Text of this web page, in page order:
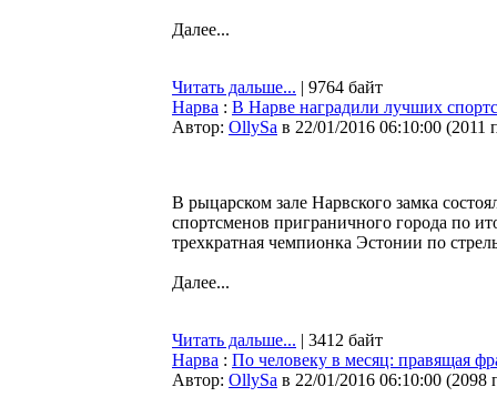
Далее...
Читать дальше... | 9764 байт
Нарва : В Нарве наградили лучших
Автор: OllySa в 22/01/2016 06:10:00 (2011
В рыцарском зале Нарвского замка
спортсменов приграничного города по
трехкратная чемпионка Эстонии по
Далее...
Читать дальше... | 3412 байт
Нарва : По человеку в месяц: правящая
Автор: OllySa в 22/01/2016 06:10:00 (2098